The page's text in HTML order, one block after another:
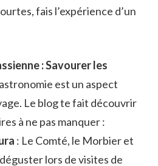
fais l’expérience d’un
: Savourer les
est un aspect
Le blog te fait découvrir
à ne pas manquer :
: Le Comté, le Morbier et
lors de visites de